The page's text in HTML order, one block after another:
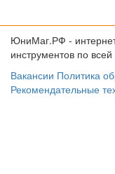
ЮниМаг.РФ -
инструментов по
Вакансии Политика
Рекомендательные